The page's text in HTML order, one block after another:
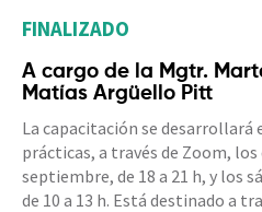
FINALIZADO
A cargo de la Mgtr.
Matías Argüello Pitt
La capacitación se desarrollará
prácticas, a través de Zoom, los
septiembre, de 18 a 21 h, y los
de 10 a 13 h. Está destinado a